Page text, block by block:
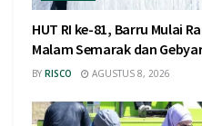
HUT RI ke-81, Barru Mulai
Malam Semarak dan Gebyar
BY RISCO AGUSTUS 8, 2026